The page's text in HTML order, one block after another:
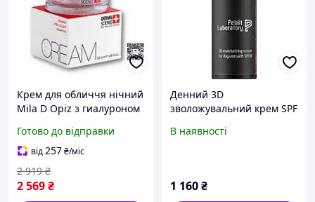
Крем для обличчя нічний
Mila D Opiz з гиалуроном
Швейцарія 50 мл
Готово до відправки
від257₴/міс
2 569₴
2 919 ₴
Денний 3D
зволожувальний крем SPF
Moisturizing Cream For
В наявності
1 160₴